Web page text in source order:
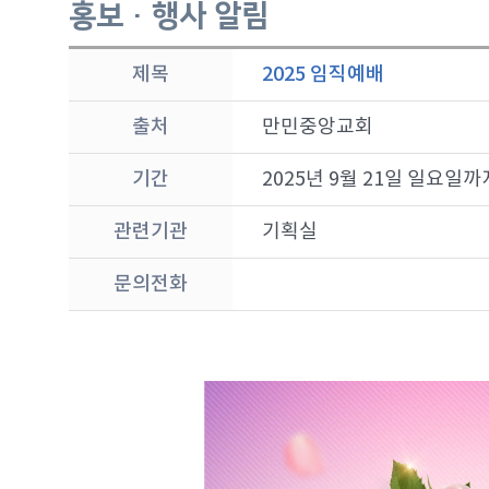
홍보 · 행사 알림
제목 2025 임직예배
출처 만민중앙교회
기간 2025년 9월 21일 일요일까
관련기관 기획실
문의전화